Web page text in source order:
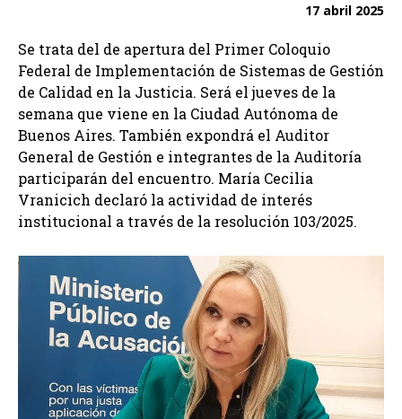
17 abril 2025
Se trata del de apertura del Primer Coloquio
Federal de Implementación de Sistemas de Gestión
de Calidad en la Justicia. Será el jueves de la
semana que viene en la Ciudad Autónoma de
Buenos Aires. También expondrá el Auditor
General de Gestión e integrantes de la Auditoría
participarán del encuentro. María Cecilia
Vranicich declaró la actividad de interés
institucional a través de la resolución 103/2025.